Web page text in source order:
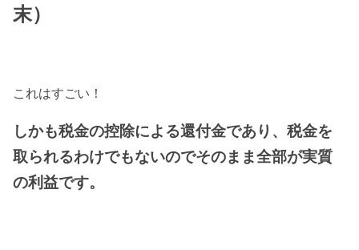
末）
これはすごい！
しかも税金の控除による還付金であり、税金を
取られるわけでもないのでそのまま全部が実質
の利益です。